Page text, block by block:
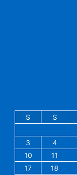
S S
3
4
10
11
17
18